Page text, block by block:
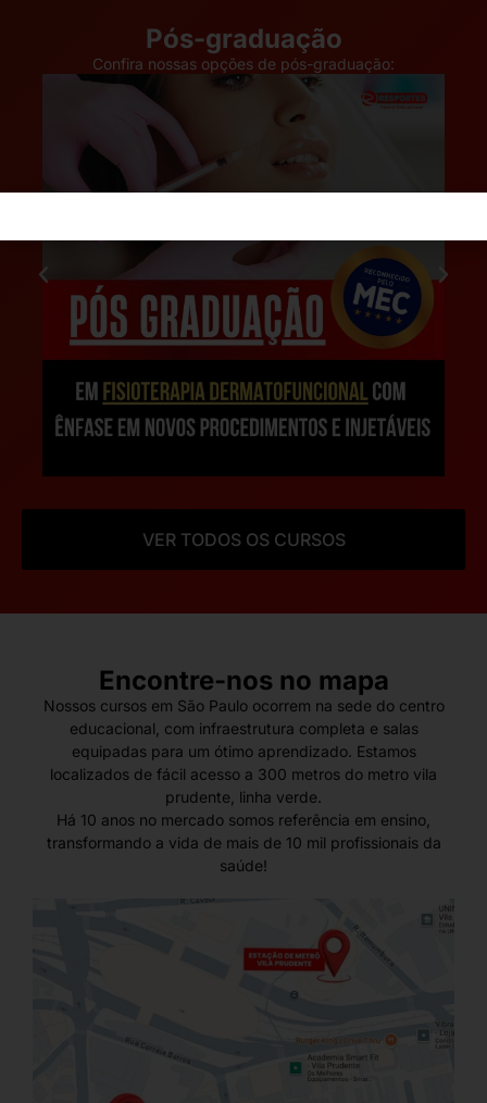
Pós-graduação
Confira nossas opções de pós-graduação:
VER TODOS OS CURSOS
Encontre-nos no mapa
Nossos cursos em São Paulo ocorrem na sede do centro
educacional, com infraestrutura completa e salas
equipadas para um ótimo aprendizado. Estamos
localizados de fácil acesso a 300 metros do metro vila
prudente, linha verde.
Há 10 anos no mercado somos referência em ensino,
transformando a vida de mais de 10 mil profissionais da
saúde!